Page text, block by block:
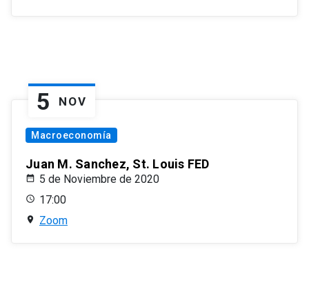
5 NOV
Macroeconomía
Juan M. Sanchez, St. Louis FED
5 de Noviembre de 2020
17:00
Zoom